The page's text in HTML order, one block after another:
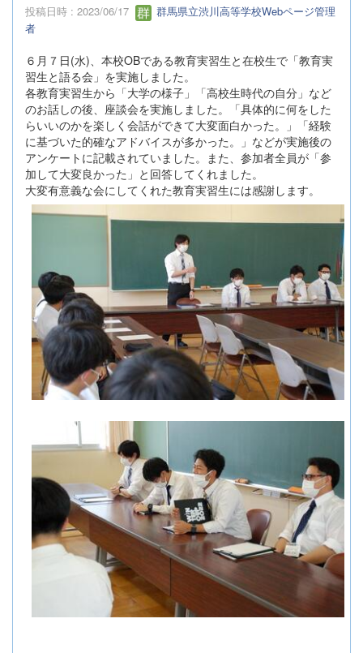
投稿日時 : 2023/06/17
群馬県立渋川高等学校Webページ管理
者
６月７日(水)、本校OBである教育実習生と在校生で「教育実
習生と語る会」を実施しました。
各教育実習生から「大学の様子」「高校生時代の自分」など
のお話しの後、座談会を実施しました。「具体的に何をした
らいいのかを楽しく会話ができて大変面白かった。」「経験
に基づいた的確なアドバイスが多かった。」などが実施後の
アンケートに記載されていました。また、参加者全員が「参
加して大変良かった」と回答してくれました。
大変有意義な会にしてくれた教育実習生には感謝します。